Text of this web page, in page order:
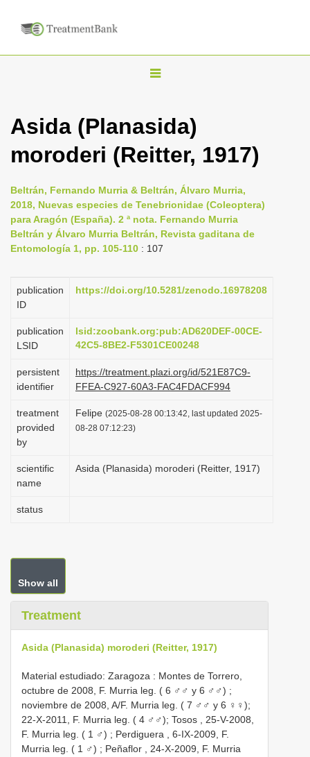
T
g
l
n
a
i
a
o
Asida (Planasida)
moroderi (Reitter, 1917)
Beltrán, Fernando Murria & Beltrán, Álvaro Murria,
2018, Nuevas especies de Tenebrionidae (Coleoptera)
para Aragón (España). 2 ª nota. Fernando Murria
Beltrán y Álvaro Murria Beltrán, Revista gaditana de
Entomología 1, pp. 105-110 : 107
publication
ID
https://doi.org/10.5281/zenodo.16978208
publication
LSID
lsid:zoobank.org:pub:AD620DEF-00CE-
42C5-8BE2-F5301CE00248
persistent
identifier
https://treatment.plazi.org/id/521E87C9-
FFEA-C927-60A3-FAC4FDACF994
treatment
provided
by
Felipe (2025-08-28 00:13:42, last updated 2025-
08-28 07:12:23)
scientific
name
Asida (Planasida) moroderi (Reitter, 1917)
status
Show all
Treatment
Asida (Planasida) moroderi (Reitter, 1917)
Material estudiado: Zaragoza : Montes de Torrero,
octubre de 2008, F. Murria leg. ( 6 ♂♂ y 6 ♂♂) ;
noviembre de 2008, A/F. Murria leg. ( 7 ♂♂ y 6 ♀♀);
22-X-2011, F. Murria leg. ( 4 ♂♂); Tosos , 25-V-2008,
F. Murria leg. ( 1 ♂) ; Perdiguera , 6-IX-2009, F.
Murria leg. ( 1 ♂) ; Peñaflor , 24-X-2009, F. Murria